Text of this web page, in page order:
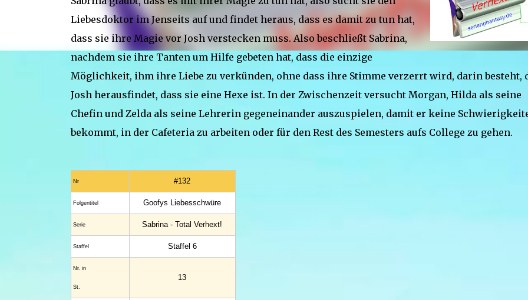
Liebesdoktor im Jenseits auf und findet heraus, dass es damit zu tun hat,
dass sie ihre Magie vor Josh verstecken muss. Also beschließt Sabrina,
nachdem sie ihre Tanten um Hilfe gebeten hat, dass die einzige
Möglichkeit, ihm ihre Liebe zu verkünden, ohne dass ihre Stimme verzerrt wird, darin besteht,
Josh herausfindet, dass sie eine Hexe ist. In der Zwischenzeit versucht Morgan, Hilda als seine
Chefin und Zelda als seine Lehrerin gegeneinander auszuspielen, damit er keine
bekommt, in der Cafeteria zu arbeiten oder für den Rest des Semesters aufs College zu gehen.
Nr #132
Folgentitel Goofys Liebesschwüre
Serie Sabrina - Total Verhext!
Staffel Staffel 6
Nr. in
St.
13